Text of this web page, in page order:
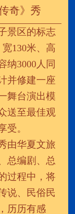
奇》秀
景区的标志
130米、高
纳3000人同
并修建一座
舞台演出模
送至最佳观
受。
由华夏文旅
总编剧、总
过程中，将
说、民俗民
历历有感